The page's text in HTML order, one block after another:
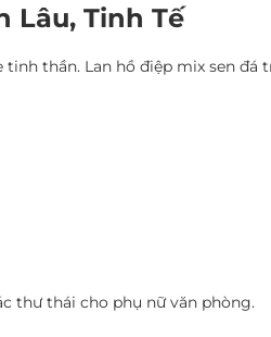
Lâu, Tinh Tế
thần. Lan hồ điệp mix sen
thư thái cho phụ nữ văn phòng.